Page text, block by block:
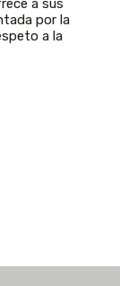
a sus
por la
a la